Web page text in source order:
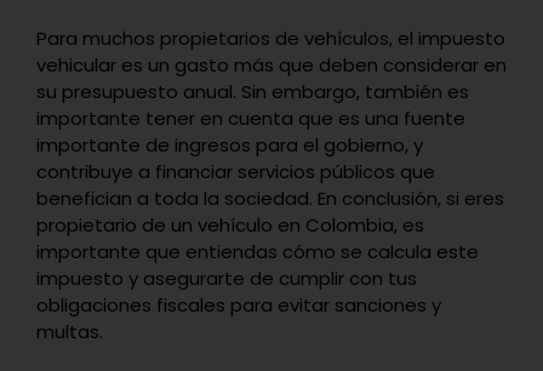
Para muchos propietarios de vehículos, el impuesto
vehicular es un gasto más que deben considerar en
su presupuesto anual. Sin embargo, también es
importante tener en cuenta que es una fuente
importante de ingresos para el gobierno, y
contribuye a financiar servicios públicos que
benefician a toda la sociedad. En conclusión, si eres
propietario de un vehículo en Colombia, es
importante que entiendas cómo se calcula este
impuesto y asegurarte de cumplir con tus
obligaciones fiscales para evitar sanciones y
multas.